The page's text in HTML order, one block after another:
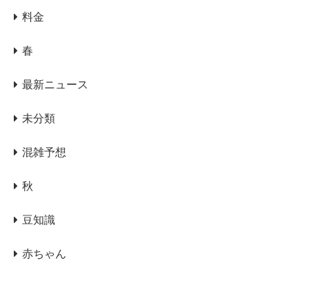
料金
春
最新ニュース
未分類
混雑予想
秋
豆知識
赤ちゃん